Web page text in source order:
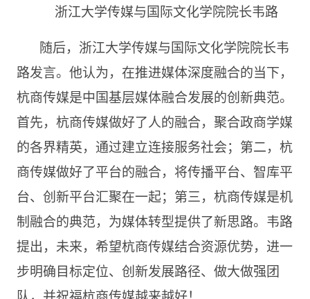
浙江大学传媒与国际文化学院院长韦路
随后，浙江大学传媒与国际文化学院院长韦
路发言。他认为，在推进媒体深度融合的当下，
杭商传媒是中国基层媒体融合发展的创新典范。
首先，杭商传媒做好了人的融合，聚合政商学媒
的各界精英，通过建立连接服务社会；第二，杭
商传媒做好了平台的融合，将传播平台、智库平
台、创新平台汇聚在一起；第三，杭商传媒是机
制融合的典范，为媒体转型提供了新思路。韦路
提出，未来，希望杭商传媒结合资源优势，进一
步明确目标定位、创新发展路径、做大做强团
队，并祝福杭商传媒越来越好！